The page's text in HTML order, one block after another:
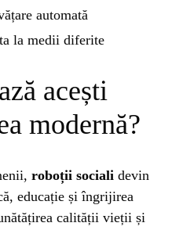
automată
la medii diferite
acești
modernă?
roboții sociali devin
educație și îngrijirea
calității vieții și
blocat?Afla cum îl
vu? Află de ce se